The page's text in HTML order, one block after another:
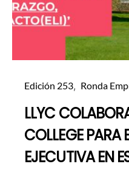
Edición 253 Ronda
LLYC
COLLEGE
EJECUTIVA EN